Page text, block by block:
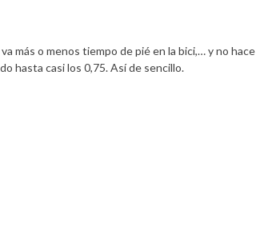
más o menos tiempo de pié en la bici,… y no
hasta casi los 0,75. Así de sencillo.